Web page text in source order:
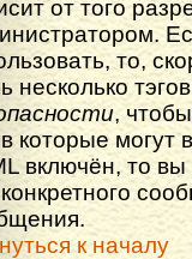
от того
то,
несколько
,
которые
включён, то
к началу